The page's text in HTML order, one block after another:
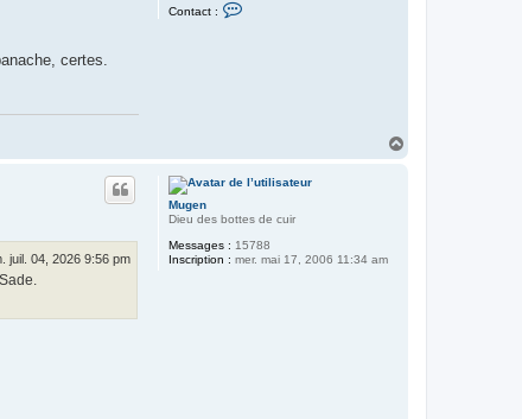
Contact :
r
a
g
certes.
Mugen
Dieu des bottes de cuir
Messages : 15788
Inscription : mer. mai 17, 2006 11:34 am
juil. 04, 2026 9:56 pm